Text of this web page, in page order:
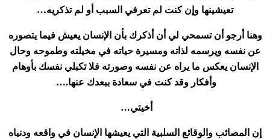
تعيشينها وإن كنت لم تعرفي السبب أو لم تذكريه…
وهنا أرجو أن تسمحي لي أن أذكرك بأن الإنسان يعيش فيما يتصوره
عن نفسه ويرسمه لذاته ومسيرة حياته في مخيلته وطموحه وحال
الإنسان يعكس ما يراه عن نفسه وصورته فلا تكبلي نفسك بأوهام
وأفكار وقد كنت في سعادة ببعدك عنها….
أخيتي…
إن المصائب والوقائع السلبية التي يعيشها الإنسان في واقعه ودنياه